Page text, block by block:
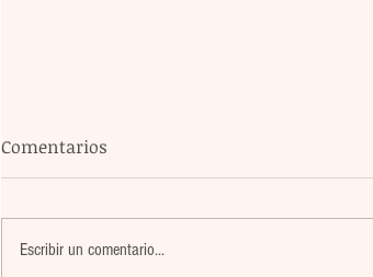
Comentarios
Escribir un comentario...